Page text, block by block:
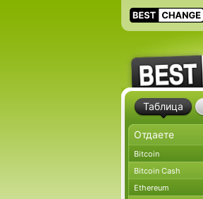
Таблица
Bitcoin
Bitcoin Cash
Ethereum